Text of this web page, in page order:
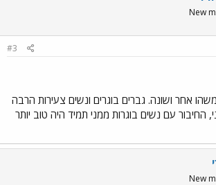
New
#3
אחר ושונה. גברים בוגרים ונשים צעירות הרבה
החיבור עם נשים בוגרות ממני תמיד היה טוב יותר
New